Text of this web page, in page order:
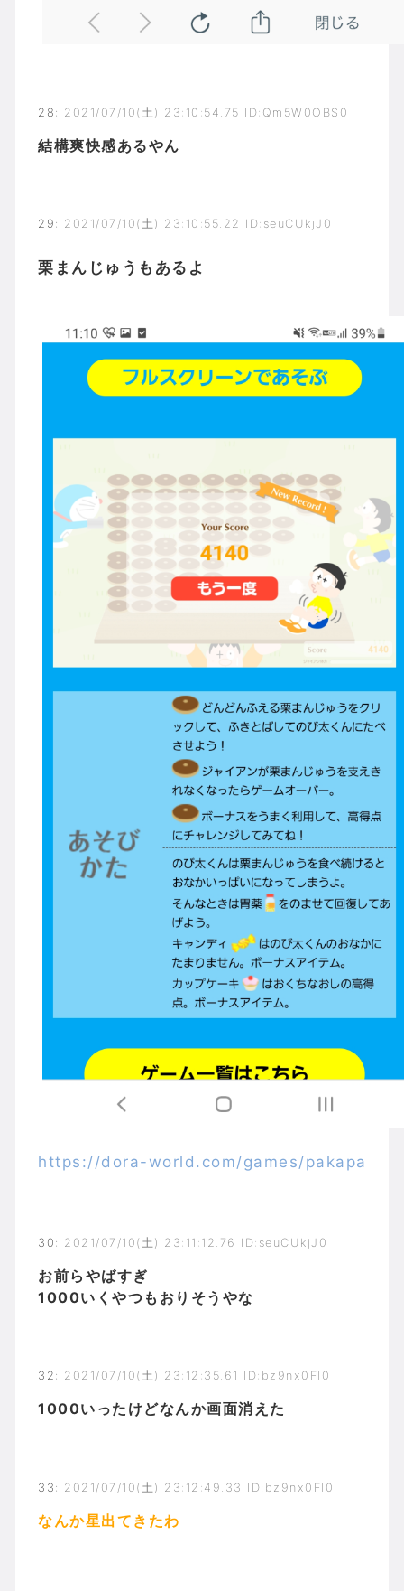
28 : 2021/07/10(土) 23:10:54.75 ID:Qm5W0OBS0
結構爽快感あるやん
29 : 2021/07/10(土) 23:10:55.22 ID:seuCUkjJ0
栗まんじゅうもあるよ
https://dora-world.com/games/pakapa
30 : 2021/07/10(土) 23:11:12.76 ID:seuCUkjJ0
お前らやばすぎ
1000いくやつもおりそうやな
32 : 2021/07/10(土) 23:12:35.61 ID:bz9nx0Fl0
1000いったけどなんか画面消えた
33 : 2021/07/10(土) 23:12:49.33 ID:bz9nx0Fl0
なんか星出てきたわ